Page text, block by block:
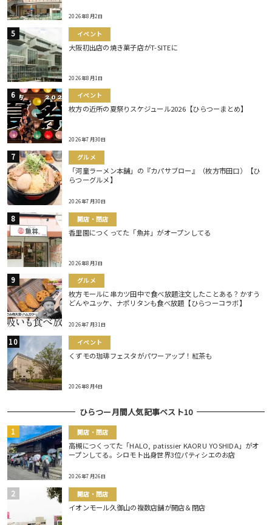
2026年8月2日
イベント
大阪初出店の焼き菓子店がT-SITEに
2026年8月1日
イベント
枚方の近所の夏祭りスケジュール2026【ひらつーまとめ】
2026年7月30日
グルメ
「河童ラーメン本舗」の『カパサブロー』（枚方市田口）【ひ
らつーグルメ】
2026年7月30日
開店・閉店
香里園につくってた「魚丼」がオープンしてる
2026年8月3日
グルメ
枚方モールに串カツ田中で食べ放題注文したことある？かすう
どんやユッケ、ナポリタンも食べ放題【ひらつーコラボ】
2026年7月31日
イベント
くずモの珈琲フェスタがパワーアップ！紅茶も
2026年8月4日
ひらつー月間人気記事ベスト10
開店・閉店
高槻につくってた「HALO, patissier KAORU YOSHIDA」がオ
ープンしてる。シロモト出身世界3位パティシエのお店
2026年7月26日
開店・閉店
イオンモール久御山の複数店舗が開店＆閉店